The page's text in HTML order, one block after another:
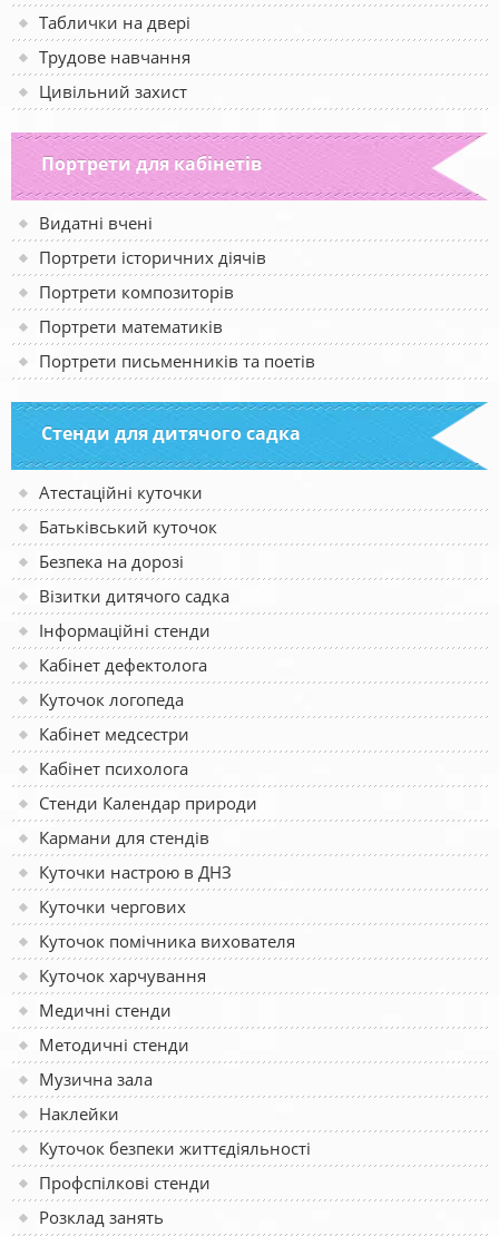
Таблички на двері
Трудове навчання
Цивільний захист
Портрети для кабінетів
Видатні вчені
Портрети історичних діячів
Портрети композиторів
Портрети математиків
Портрети письменників та поетів
Стенди для дитячого садка
Атестаційні куточки
Батьківський куточок
Безпека на дорозі
Візитки дитячого садка
Інформаційні стенди
Кабінет дефектолога
Куточок логопеда
Кабінет медсестри
Кабінет психолога
Стенди Календар природи
Кармани для стендів
Куточки настрою в ДНЗ
Куточки чергових
Куточок помічника вихователя
Куточок харчування
Медичні стенди
Методичні стенди
Музична зала
Наклейки
Куточок безпеки життєдіяльності
Профспілкові стенди
Розклад занять